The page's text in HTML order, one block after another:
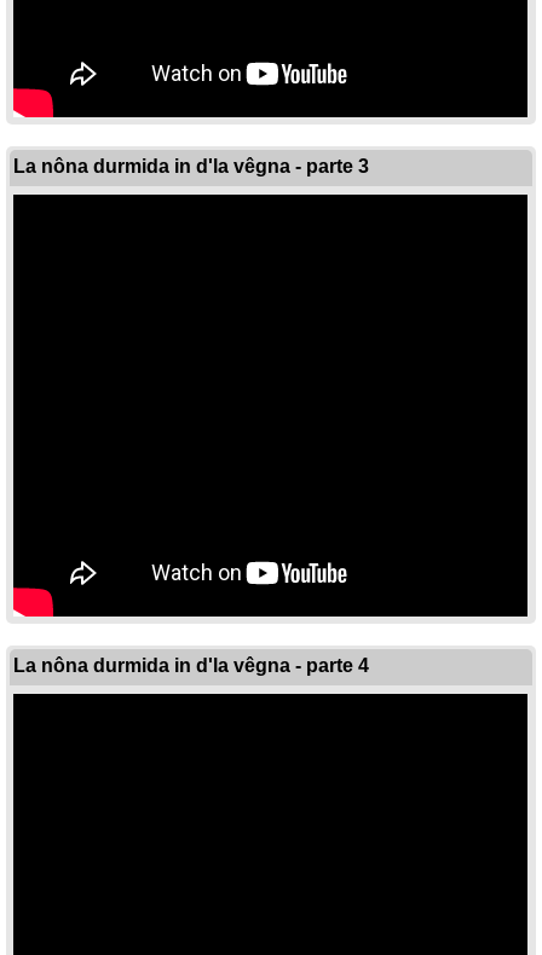
La nôna durmida in d'la vêgna - parte 3
La nôna durmida in d'la vêgna - parte 4